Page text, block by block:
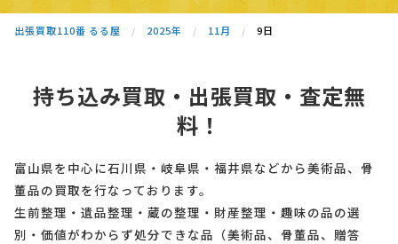
出張買取110番 るる屋 2025年 11月 9日
持ち込み買取・出張買取・査定無
料！
富山県を中心に石川県・岐阜県・福井県などから美術品、骨
董品の買取を行なっております。
生前整理・遺品整理・蔵の整理・財産整理・趣味の品の選
別・価値がわからず処分できな品（美術品、骨董品、贈答